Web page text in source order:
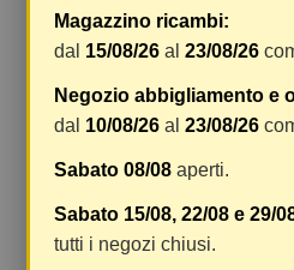
variano a seconda del peso
spedizione. Vi consigliamo
possibile raggruppare due
effettuati separatamente,
spedizione saranno
essi. Il vostro pacco sarà
ma viene prestata
caso di oggetti fragili.
Magazzino ricambi:
dal 15/08/26 al23/08/26
Negozio abbigliamento e
dal 10/08/26 al23/08/26
Sabato 08/08 aperti.
Sabato 15/08, 22/08 e 29/
tutti i negozi chiusi.